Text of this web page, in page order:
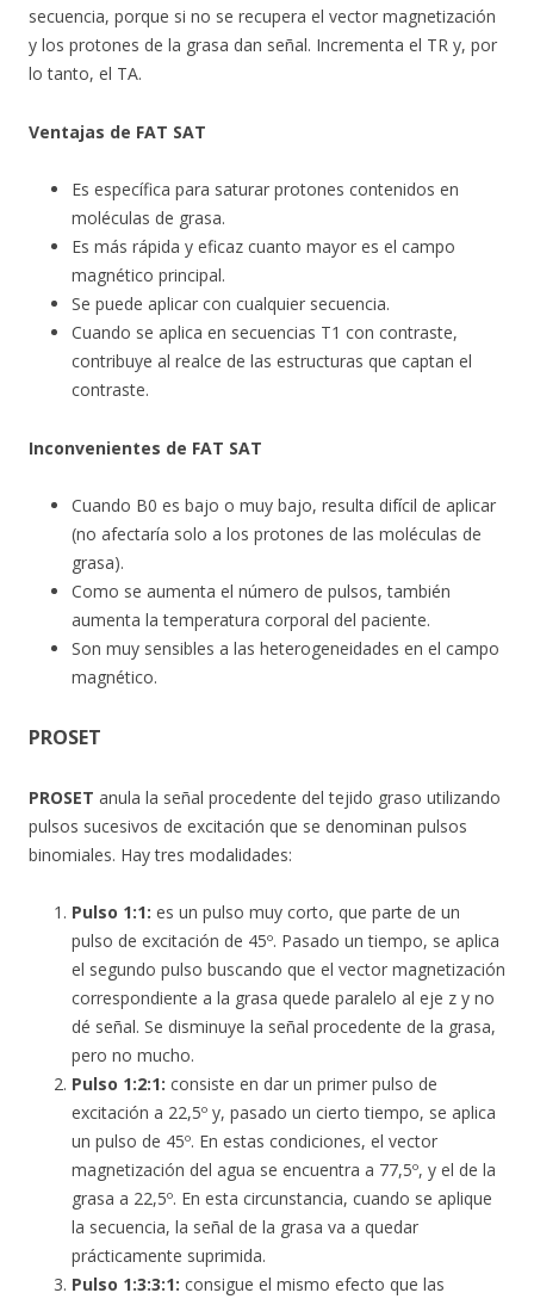
secuencia, porque si no se recupera el vector magnetización
y los protones de la grasa dan señal. Incrementa el TR y, por
lo tanto, el TA.
Ventajas de FAT SAT
Es específica para saturar protones contenidos en
moléculas de grasa.
Es más rápida y eficaz cuanto mayor es el campo
magnético principal.
Se puede aplicar con cualquier secuencia.
Cuando se aplica en secuencias T1 con contraste,
contribuye al realce de las estructuras que captan el
contraste.
Inconvenientes de FAT SAT
Cuando B0 es bajo o muy bajo, resulta difícil de aplicar
(no afectaría solo a los protones de las moléculas de
grasa).
Como se aumenta el número de pulsos, también
aumenta la temperatura corporal del paciente.
Son muy sensibles a las heterogeneidades en el campo
magnético.
PROSET
PROSET anula la señal procedente del tejido graso utilizando
pulsos sucesivos de excitación que se denominan pulsos
binomiales. Hay tres modalidades:
Pulso 1:1: es un pulso muy corto, que parte de un
pulso de excitación de 45º. Pasado un tiempo, se aplica
el segundo pulso buscando que el vector magnetización
correspondiente a la grasa quede paralelo al eje z y no
dé señal. Se disminuye la señal procedente de la grasa,
pero no mucho.
Pulso 1:2:1: consiste en dar un primer pulso de
excitación a 22,5º y, pasado un cierto tiempo, se aplica
un pulso de 45º. En estas condiciones, el vector
magnetización del agua se encuentra a 77,5º, y el de la
grasa a 22,5º. En esta circunstancia, cuando se aplique
la secuencia, la señal de la grasa va a quedar
prácticamente suprimida.
Pulso 1:3:3:1: consigue el mismo efecto que las